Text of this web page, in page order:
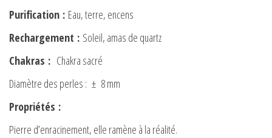
Purification : Eau, terre, encens
Rechargement : Soleil, amas de quartz
Chakras : Chakra sacré
Diamètre des perles : ± 8 mm
Propriétés :
Pierre d’enracinement, elle ramène à la réalité.